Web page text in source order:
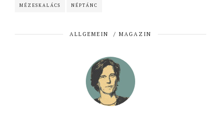
b
s
t
r
l
MÉZESKALÁCS NÉPTÁNC
ALLGEMEIN / MAGAZIN